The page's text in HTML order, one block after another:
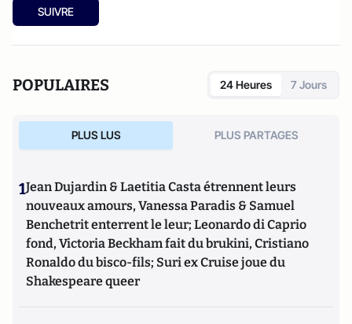
Gouvernement (SIG), directeur général du Syndicat de la
Presse Quotidienne Régionale (SPQR) et conseiller dans
SUIVRE
POPULAIRES 24 Heures 7 Jours
PLUS LUS PLUS PARTAGES
1Jean Dujardin & Laetitia Casta étrennent leurs
nouveaux amours, Vanessa Paradis & Samuel
Benchetrit enterrent le leur; Leonardo di Caprio
fond, Victoria Beckham fait du brukini, Cristiano
Ronaldo du bisco-fils; Suri ex Cruise joue du
Shakespeare queer